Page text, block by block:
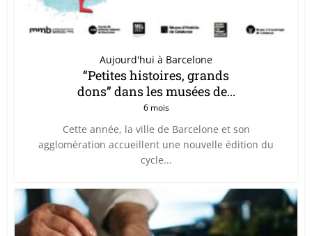
Aujourd'hui à Barcelone
“Petites histoires, grands
dons” dans les musées de...
6 mois
Cette année, la ville de Barcelone et son
agglomération accueillent une nouvelle édition du
cycle...